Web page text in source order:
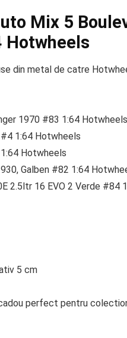
Mix 5
Hotwheels
din metal de catre
1970 #83 1:64 Hotwheels
1:64 Hotwheels
Hotwheels
Galben #82 1:64
2.5ltr 16 EVO 2 Verde #84
5 cm
perfect pentru